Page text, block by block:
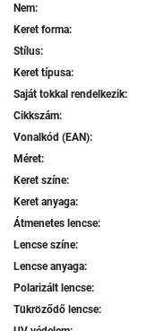
Nem:
Keret forma:
Stílus:
Keret típusa:
Saját tokkal rendelkezik:
Cikkszám:
Vonalkód (EAN):
Méret:
Keret színe:
Keret anyaga:
Átmenetes lencse:
Lencse színe:
Lencse anyaga:
Polarizált lencse:
Tükröződő lencse: